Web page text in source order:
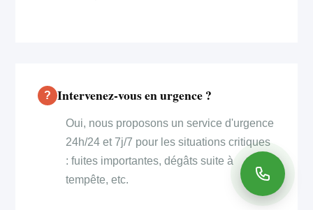
Intervenez-vous en urgence ?
Oui, nous proposons un service d'urgence
24h/24 et 7j/7 pour les situations critiques
: fuites importantes, dégâts suite à
tempête, etc.